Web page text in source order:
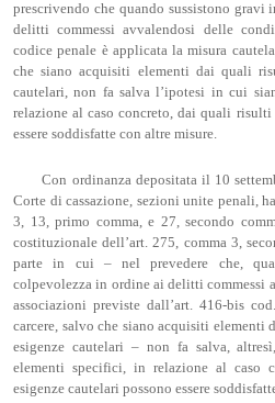
prescrivendo che quando sussistono
delitti commessi avvalendosi delle
codice penale è applicata la misura
che siano acquisiti elementi dai quali
cautelari, non fa salva l’ipotesi in cui
relazione al caso concreto, dai quali risulti
essere soddisfatte con altre misure.
Con ordinanza depositata il 10
Corte di cassazione, sezioni unite penali,
3, 13, primo comma, e 27, secondo
costituzionale dell’art. 275, comma 3,
parte in cui – nel prevedere che,
colpevolezza in ordine ai delitti commessi
associazioni previste dall’art. 416-bis
carcere, salvo che siano acquisiti elementi
esigenze cautelari – non fa salva,
elementi specifici, in relazione al caso
esigenze cautelari possono essere